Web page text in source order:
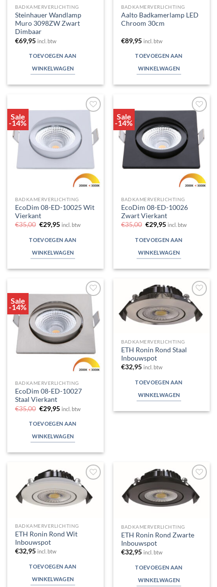
BADKAMERVERLICHTING
Steinhauer Wandlamp
Muro 3098ZW Zwart
Dimbaar
€69,95 incl. btw
TOEVOEGEN AAN
WINKELWAGEN
BADKAMERVERLICHTING
Aalto Badkamerlamp LED
Chroom 30cm
€89,95 incl. btw
TOEVOEGEN AAN
WINKELWAGEN
Sale
-14%
verlanglijst
BADKAMERVERLICHTING
EcoDim 08-ED-10025 Wit
Vierkant
€35,00 Oorspronkelijke
prijs
was:
€35,00.
€29,95Huidige
is:
€29,95.
incl. btw
TOEVOEGEN AAN
WINKELWAGEN
Sale
-14%
Toevoegen
verlanglijst
BADKAMERVERLICHTING
EcoDim 08-ED-10026
Zwart Vierkant
€35,00 Oorspronkelijke
prijs
was:
€35,00.
€29,95Huidige
is:
€29,95.
incl. btw
TOEVOEGEN AAN
WINKELWAGEN
Sale
-14%
Toevoegen
verlanglijst
BADKAMERVERLICHTING
EcoDim 08-ED-10027
Staal Vierkant
€35,00 Oorspronkelijke
prijs
was:
€35,00.
€29,95Huidige
is:
€29,95.
incl. btw
TOEVOEGEN AAN
WINKELWAGEN
Toevoegen
aan
verlanglijst
BADKAMERVERLICHTING
ETH Ronin Rond Staal
Inbouwspot
€32,95 incl. btw
TOEVOEGEN AAN
WINKELWAGEN
Toevoegen
aan
verlanglijst
BADKAMERVERLICHTING
ETH Ronin Rond Wit
Inbouwspot
€32,95 incl. btw
TOEVOEGEN AAN
WINKELWAGEN
Toevoegen
aan
verlanglijst
BADKAMERVERLICHTING
ETH Ronin Rond Zwarte
Inbouwspot
€32,95 incl. btw
TOEVOEGEN AAN
WINKELWAGEN